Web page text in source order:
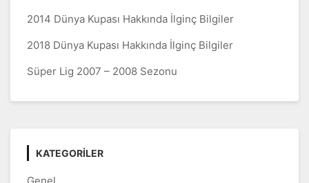
2014 Dünya Kupası Hakkında İlginç Bilgiler
2018 Dünya Kupası Hakkında İlginç Bilgiler
Süper Lig 2007 – 2008 Sezonu
KATEGORILER